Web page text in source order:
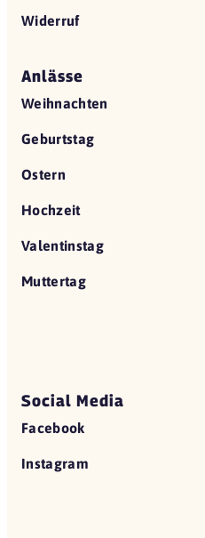
Widerruf
Anlässe
Weihnachten
Geburtstag
Ostern
Hochzeit
Valentinstag
Muttertag
Social Media
Facebook
Instagram